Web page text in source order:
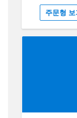
IA, mas o
você
é
está
trabalha
técnicas
que você
주문형 보